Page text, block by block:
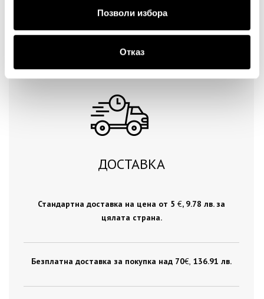
Позволи избора
Отказ
Продължи
ДОСТАВКА
Стандартна доставка на цена от 5 €, 9.78 лв. за
цялата страна.
Безплатна доставка за покупка над 70€ , 136.91 лв.